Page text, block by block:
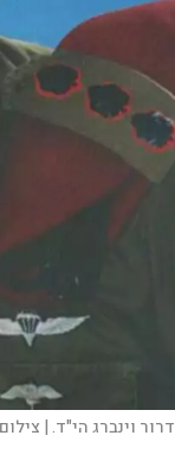
דרור וינברג הי"ד. |